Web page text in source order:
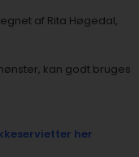
af Rita Høgedal,
kan godt bruges
her